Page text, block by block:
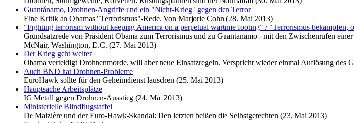
Guantánamo, Drohnen-Angriffe und ein "Nicht-Krieg" gegen den Terror
Eine Kritik an Obamas "Terrorismus"-Rede. Von Marjorie Cohn (28. Mai 2013)
"Fighting terrorism without keeping America on a perpetual wartime footing" / "Terrorismus bekämpfen,
Grundsatzrede von Präsident Obama zum Terrorismus und zu Guantanamo - mit den Zwischenrufen
McNair, Washington, D.C. (27. Mai 2013)
Der Krieg geht weiter
Obama verteidigt Drohnenmorde, will aber neue Einsatzregeln. Verspricht wieder einmal Auflösung des
Auch BND hat Drohnen-Probleme
EuroHawk sollte für den Geheimdienst lauschen (25. Mai 2013)
Hauptsache Arbeitsplätze
IG Metall gegen Drohnen-Ausstieg (24. Mai 2013)
Ministerielle Blindflugstaffel
De Maizière und der Euro-Hawk-Skandal: Den letzten beißen die Selbstgerechten (23. Mai 2013)